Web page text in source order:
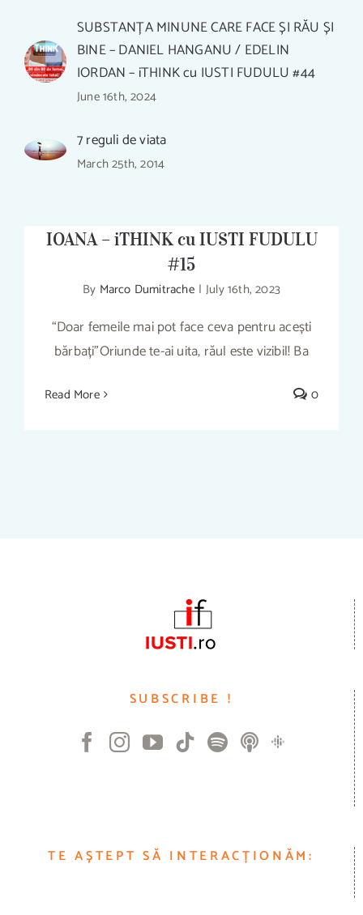
CUM OBȚINEM CEL MAI UȘOR
FERICIREA? – PREOT VASILE IOANA –
IOANA – iTHINK cu IUSTI FUDULU
#15
By Marco Dumitrache | July 16th, 2023
“Doar femeile mai pot face ceva pentru acești
bărbați”Oriunde te-ai uita, răul este vizibil! Ba
Read More 0
SUBSTANȚA MINUNE CARE FACE ȘI RĂU ȘI
BINE – DANIEL HANGANU / EDELIN
IORDAN – iTHINK cu IUSTI FUDULU #44
June 16th, 2024
7 reguli de viata
March 25th, 2014
SUBSCRIBE !
TE AȘTEPT SĂ INTERACȚIONĂM: